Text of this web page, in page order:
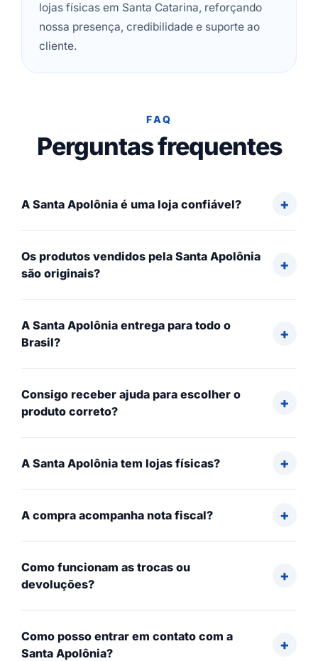
lojas físicas em Santa Catarina, reforçando
nossa presença, credibilidade e suporte ao
cliente.
FAQ
Perguntas frequentes
A Santa Apolônia é uma loja confiável?
Os produtos vendidos pela Santa Apolônia
são originais?
A Santa Apolônia entrega para todo o
Brasil?
Consigo receber ajuda para escolher o
produto correto?
A Santa Apolônia tem lojas físicas?
A compra acompanha nota fiscal?
Como funcionam as trocas ou
devoluções?
Como posso entrar em contato com a
Santa Apolônia?